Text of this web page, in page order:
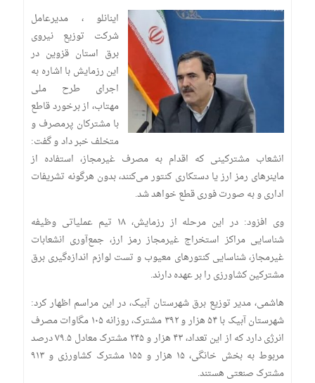
اینانلو ، مدیرعامل
شرکت توزیع نیروی
برق استان قزوین در
این رزمایش با اشاره به
اجرای طرح ملی
مهتاب، از برخورد قاطع
با مشترکان پرمصرف و
متخلف خبر داد و گفت:
انشعاب مشترکینی که اقدام به مصرف غیرمجاز، استفاده از
ماینرهای رمز ارز یا دستکاری کنتور می‌کنند، بدون هرگونه تشریفات
اداری و به صورت فوری قطع خواهد شد.
وی افزود: در این مرحله از رزمایش، ۱۸ تیم عملیاتی وظیفه
شناسایی مراکز استخراج غیرمجاز رمز ارز، جمع‌آوری انشعابات
غیرمجاز، شناسایی کنتورهای معیوب و تست لوازم اندازه‌گیری برق
مشترکین کشاورزی را بر عهده دارند.
هاشمی، مدیر توزیع برق شهرستان آبیک، در این مراسم اظهار کرد:
شهرستان آبیک با ۵۴ هزار و ۳۹۲ مشترک، روزانه ۱۰۵ مگاوات مصرف
انرژی دارد که از این تعداد، ۴۳ هزار و ۲۴۵ مشترک معادل ۷۹.۵ درصد
مربوط به بخش خانگی، ۱۵ هزار و ۱۵۵ مشترک کشاورزی و ۹۱۳
مشترک صنعتی هستند.